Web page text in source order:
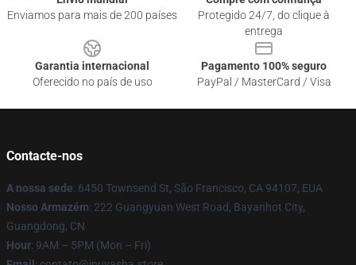
Enviamos para mais de 200 países
Protegido 24/7, do clique à
entrega
Garantia internacional
Oferecido no país de uso
Pagamento 100% seguro
PayPal / MasterCard / Visa
Contacte-nos
A nossa sede: 6450 Townsend St, São Francisco, CA 94107, EUA
Nosso Armazém: 222 Guangyuan West Road, Bayanhot City,
Guangdong, CN
Hour: 9AM – 5PM (Mon – Fri)